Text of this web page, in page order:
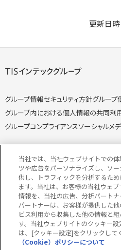
更新日
グループ情報セキュリティ方針グルー
グループ内における個人情報の共同利
グループコンプライアンスソーシャルメ
個人情報保護方針個人情報の取り扱い
クッキー（Cookie）ポリシー情報セキュ
特定個人情報取り扱い方針特定個人情
当サイトのご利用にあたってサイトマップ
当社では、当社ウェブサイトでの
ツや広告をパーソナライズし、ソ
供し、トラフィックを分析するた
ます。当社は、お客様の当社ウェ
情報を、当社の広告、分析パート
パートナーは、お客様が提供した
ビス利用から収集した他の情報と
す。当社ウェブサイトのクッキー
は、[クッキー設定]をクリックして
（Cookie）ポリシーについて